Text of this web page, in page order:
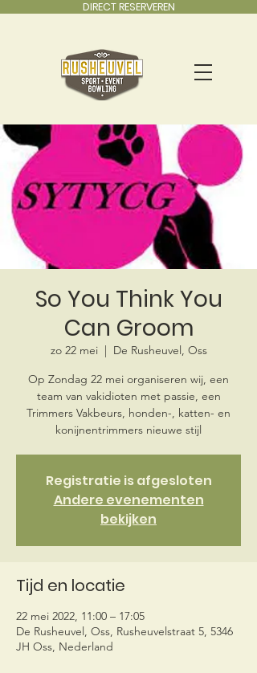
DIRECT RESERVEREN
So You Think You
Can Groom
zo 22 mei
  |
De Rusheuvel, Oss
Op Zondag 22 mei organiseren wij, een
team van vakidioten met passie, een
Trimmers Vakbeurs, honden-, katten- en
konijnentrimmers nieuwe stijl
Registratie is afgesloten
Andere evenementen
bekijken
Tijd en locatie
22 mei 2022, 11:00 – 17:05
De Rusheuvel, Oss, Rusheuvelstraat 5, 5346
JH Oss, Nederland